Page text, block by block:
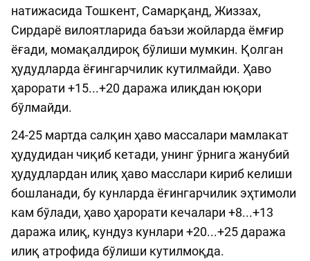
натижасида Тошкент, Самарқанд, Жиззах,
Сирдарё вилоятларида баъзи жойларда ёмғир
ёғади, момақалдироқ бўлиши мумкин. Қолган
ҳудудларда ёғингарчилик кутилмайди. Ҳаво
ҳарорати +15...+20 даража илиқдан юқори
бўлмайди.
24-25 мартда салқин ҳаво массалари мамлакат
ҳудудидан чиқиб кетади, унинг ўрнига жанубий
ҳудудлардан илиқ ҳаво масслари кириб келиши
бошланади, бу кунларда ёғингарчилик эҳтимоли
кам бўлади, ҳаво ҳарорати кечалари +8...+13
даража илиқ, кундуз кунлари +20...+25 даража
илиқ атрофида бўлиши кутилмоқда.